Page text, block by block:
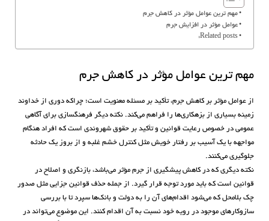
مهم ‌ترین عوامل مؤثر در کاهش جرم
عوامل مؤثر در افزایش جرم
Related posts:
مهم ‌ترین عوامل مؤثر در کاهش جرم
از عوامل مؤثر بر کاهش جرم، تأکید بر مسئله معنویت است؛ چراکه دوری از خداوند
زمینه بسیاری از بزهکاری‌ها را فراهم می‌کند. نکته دیگر فرهنگسازی برای آگاهی
عمومی در خصوص رعایت قوانین و تأکید بر حقوق شهروندی است که افراد هنگام
مواجهه با یک آسیب بر رفتار خویش مثل کنترل خشم غلبه و از بروز یک حادثه
جلوگیری می‌کنند.
نکته دیگری که در کاهش پیشگیری از جرم مؤثر می‌باشد، بازنگری و اصلاح در
قوانین است که باید مورد توجه قرار گیرد. از جمله حذف قوانین جزایی مثل صدور
چک بلامحل که می‌شود اقدام‌های آن را به دولت و بانک‌ها سپرد تا با بررسی
سازوکارهای موجود در رویه خود نسبت به آن اقدام کنند. این موضوع می‌تواند در